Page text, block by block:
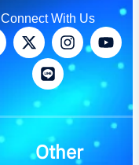
Connect With Us
Other